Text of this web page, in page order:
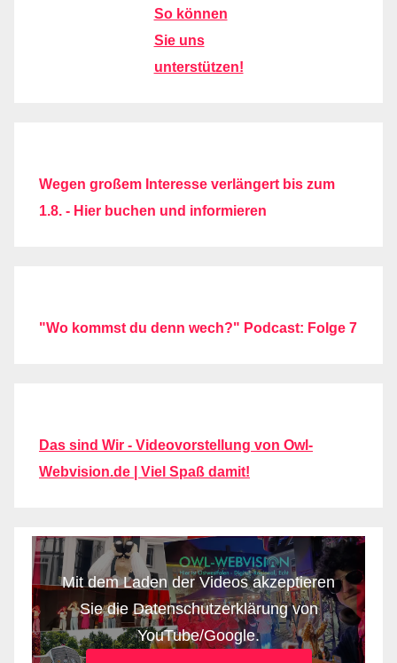
So können
Sie uns
unterstützen!
Wegen großem Interesse verlängert bis zum
1.8. - Hier buchen und informieren
"Wo kommst du denn wech?" Podcast: Folge 7
Das sind Wir - Videovorstellung von Owl-
Webvision.de | Viel Spaß damit!
Mit dem Laden der Videos akzeptieren
Sie die Datenschutzerklärung von
YouTube/Google.